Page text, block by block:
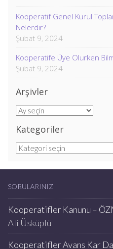
Kooperatif Genel Kurul
Nelerdir?
Şubat 9, 2024
Kooperatife Üye Olurken
Şubat 9, 2024
Arşivler
Arşivler
Kategoriler
Kategoriler
SORULARINIZ
Kooperatifler Kanunu –
Ali Üsküplü
Kooperatifler Avans Kar